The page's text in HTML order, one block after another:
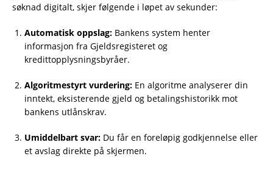
søknad digitalt, skjer følgende i løpet av sekunder:
Automatisk oppslag: Bankens system henter
informasjon fra Gjeldsregisteret og
kredittopplysningsbyråer.
Algoritmestyrt vurdering: En algoritme analyserer din
inntekt, eksisterende gjeld og betalingshistorikk mot
bankens utlånskrav.
Umiddelbart svar: Du får en foreløpig godkjennelse eller
et avslag direkte på skjermen.